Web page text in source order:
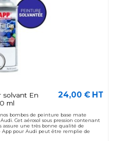
solvant En
ml
24,00 € HT
bombes de peinture base mate
Cet aérosol sous pression contenant
assure une très bonne qualité de
pour Audi peut être remplie de